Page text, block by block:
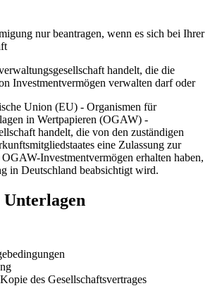
nur beantragen, wenn es sich bei Ihrer
handelt, die die
Investmentvermögen verwalten darf oder
Union (EU) - Organismen für
in Wertpapieren (OGAW) -
handelt, die von den zuständigen
eine Zulassung zur
Investmentvermögen erhalten haben,
in Deutschland beabsichtigt wird.
des Gesellschaftsvertrages